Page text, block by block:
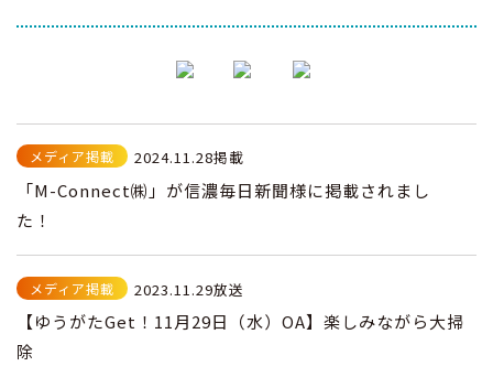
メディア掲載 2024.11.28掲載
「M-Connect㈱」が信濃毎日新聞様に掲載されまし
た！
メディア掲載 2023.11.29放送
【ゆうがたGet！11月29日（水）OA】楽しみながら大掃
除